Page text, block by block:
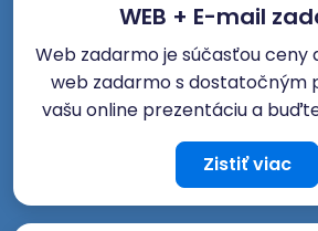
WEB + E-mail
Web zadarmo je súčasťou ceny
web zadarmo s dostatočným
vašu online prezentáciu a
Zistiť viac